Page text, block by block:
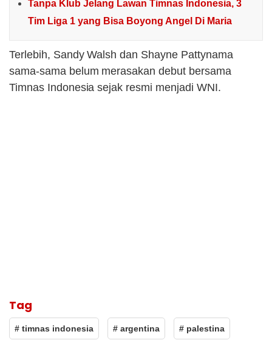
Tanpa Klub Jelang Lawan Timnas Indonesia, 3
Tim Liga 1 yang Bisa Boyong Angel Di Maria
Terlebih, Sandy Walsh dan Shayne Pattynama
sama-sama belum merasakan debut bersama
Timnas Indonesia sejak resmi menjadi WNI.
Tag
# timnas indonesia # argentina # palestina